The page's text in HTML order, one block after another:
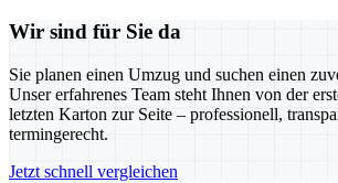
Wir sind für Sie da
Sie planen einen Umzug und suchen einen
Unser erfahrenes Team steht Ihnen von der
letzten Karton zur Seite – professionell,
termingerecht.
Jetzt schnell vergleichen